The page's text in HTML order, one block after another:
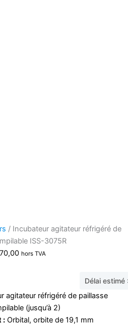
/ Incubateur agitateur réfrigéré de
ISS-3075R
hors TVA
Délai
agitateur réfrigéré de paillasse
(jusqu’à 2)
: Orbital, orbite de 19,1 mm